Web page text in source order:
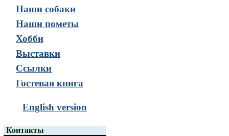
Наши собаки
Наши пометы
Хобби
Выставки
Ссылки
Гостевая книга
English version
Контакты